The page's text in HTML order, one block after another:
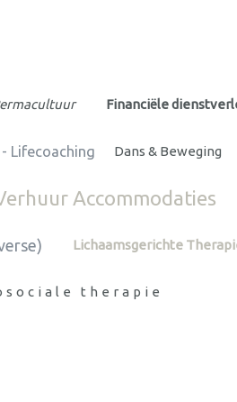
Financiële
Lifecoaching Dans & Beweging
Accommodaties
Lichaamsgerichte
therapie